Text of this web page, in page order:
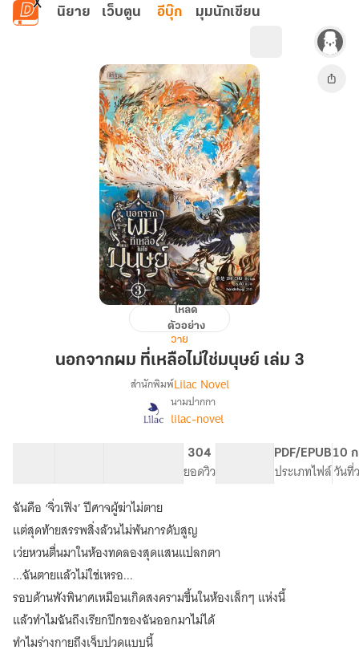
ข้ามไปยังเนื้อหาหลัก
นิยาย เว็บตูน อีบุ๊ก มุมนักเขียน
นอกจาก
ที่
โหลด
ตัวอย่าง
วาย
นอกจากผม ที่เหลือไม่ใช่มนุษย์ เล่ม 3
เรื่อง
นอกจาก
ผม
เหลือ
ไม่ใช่
แปล]
สำนักพิมพ์Lilac Novel
นามปากกา
lilac-novel
304
ยอดวิว
PDF/EPUB
ประเภทไฟล์
10
วันที่
ฉันคือ ‘จิ่วเฟิง’ ปีศาจผู้ฆ่าไม่ตาย
แต่สุดท้ายสรรพสิ่งล้วนไม่พ้นการดับสูญ
เว่ยหวนตื่นมาในห้องทดลองสุดแสนแปลกตา
...ฉันตายแล้วไม่ใช่เหรอ...
รอบด้านพังพินาศเหมือนเกิดสงครามขึ้นในห้องเล็กๆ แห่งนี้
แล้วทำไมฉันถึงเรียกปีกของฉันออกมาไม่ได้
ทำไมร่างกายถึงเจ็บปวดแบบนี้